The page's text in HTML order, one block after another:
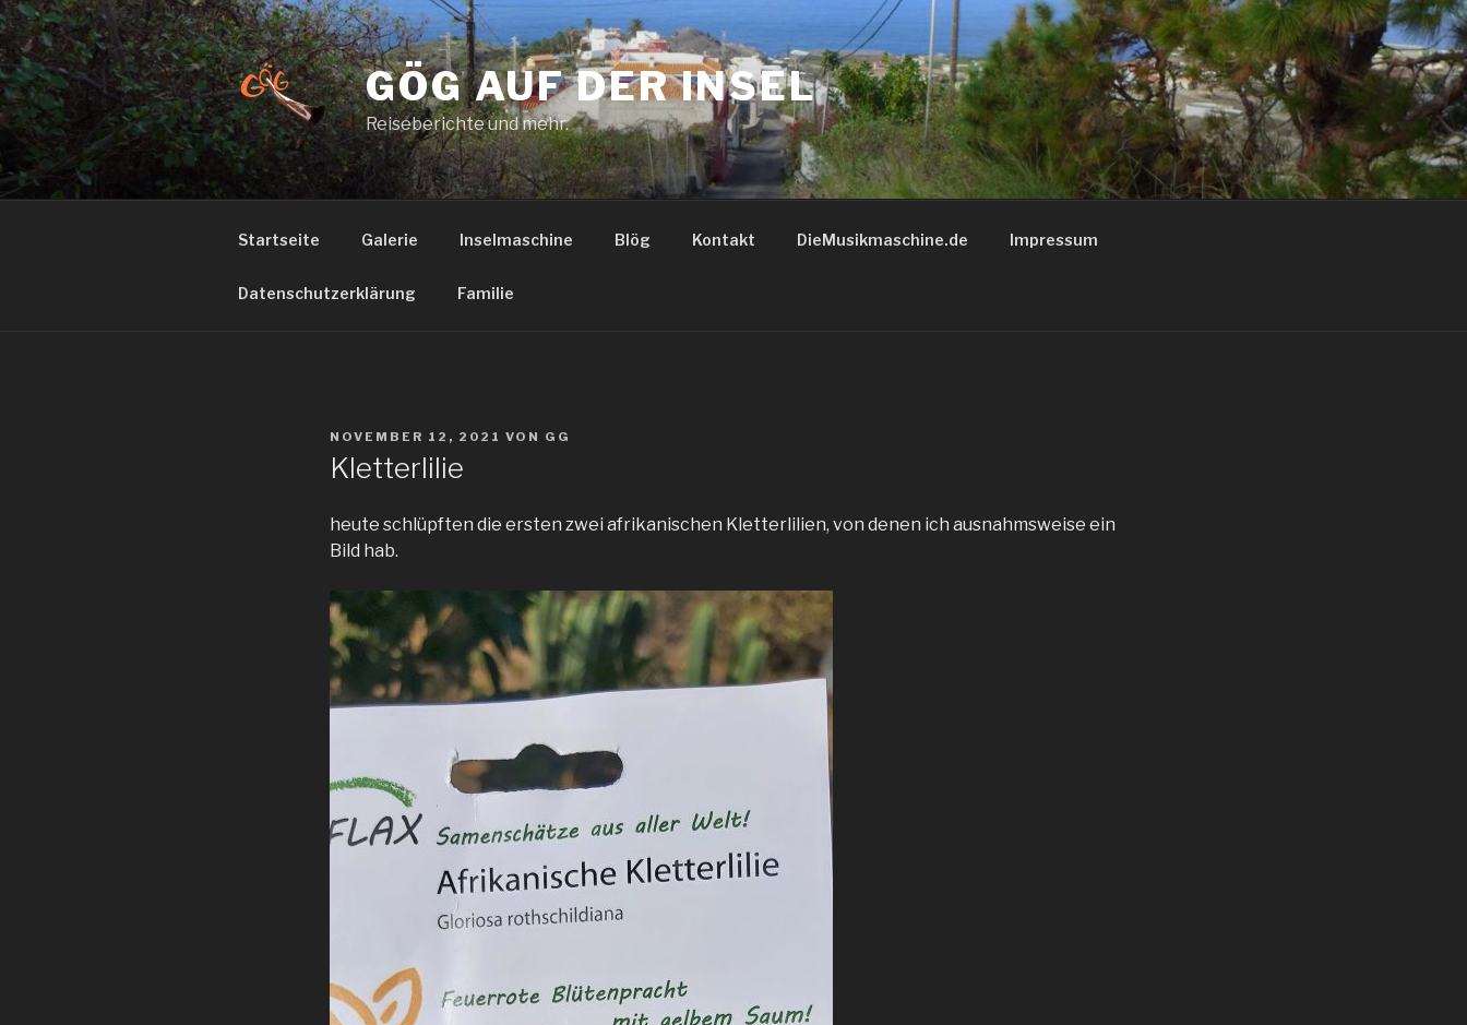
Zum
Inhalt
springen
GÖG AUF DER INSEL
Reiseberichte und mehr.
Startseite Galerie Inselmaschine Blög Kontakt DieMusikmaschine.de Impressum
Datenschutzerklärung Familie
VERÖFFENTLICHT
NOVEMBER 12, 2021 VON GG
Kletterlilie
heute schlüpften die ersten zwei afrikanischen Kletterlilien, von denen ich ausnahmsweise ein
Bild hab.